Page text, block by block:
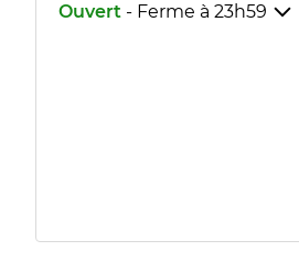
Ouvert - Ferme à 23h59